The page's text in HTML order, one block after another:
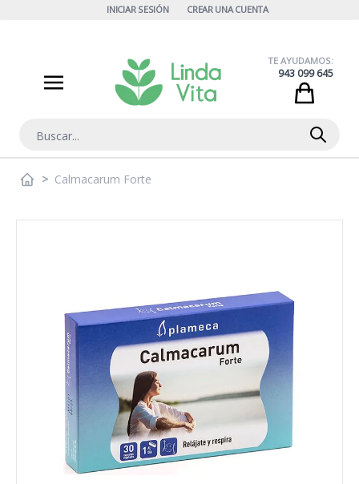
INICIAR SESIÓN CREAR UNA CUENTA
Buscar
TE AYUDAMOS:
943 099 645
> Calmacarum Forte